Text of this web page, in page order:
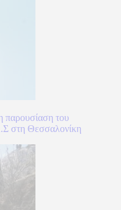
παρουσίαση του
στη Θεσσαλονίκη